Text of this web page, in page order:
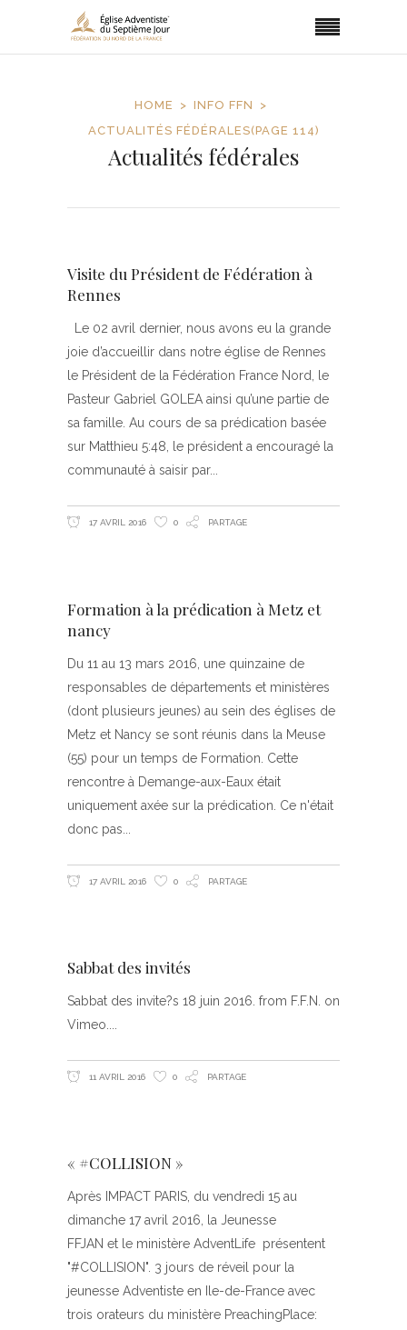
HOME
INFO FFN
ACTUALITÉS FÉDÉRALES(PAGE 114)
Actualités fédérales
Visite du Président de Fédération à
Rennes
Le 02 avril dernier, nous avons eu la grande
joie d’accueillir dans notre église de Rennes
le Président de la Fédération France Nord, le
Pasteur Gabriel GOLEA ainsi qu’une partie de
sa famille. Au cours de sa prédication basée
sur Matthieu 5:48, le président a encouragé la
communauté à saisir par
17 AVRIL 2016 0 PARTAGE
Formation à la prédication à Metz et
nancy
Du 11 au 13 mars 2016, une quinzaine de
responsables de départements et ministères
(dont plusieurs jeunes) au sein des églises de
Metz et Nancy se sont réunis dans la Meuse
(55) pour un temps de Formation. Cette
rencontre à Demange-aux-Eaux était
uniquement axée sur la prédication. Ce n'était
donc pas
17 AVRIL 2016 0 PARTAGE
Sabbat des invités
Sabbat des invite?s 18 juin 2016. from F.F.N. on
Vimeo.
11 AVRIL 2016 0 PARTAGE
« #COLLISION »
Après IMPACT PARIS, du vendredi 15 au
dimanche 17 avril 2016, la Jeunesse
FFJAN et le ministère AdventLife présentent
"#COLLISION". 3 jours de réveil pour la
jeunesse Adventiste en Ile-de-France avec
trois orateurs du ministère PreachingPlace: